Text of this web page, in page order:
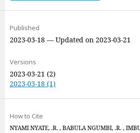
Published
2023-03-18 — Updated on 2023-03-21
Versions
2023-03-21 (2)
2023-03-18 (1)
How to Cite
NYAMI NYATE, .R. , BABULA NGUMBI, .R. ,